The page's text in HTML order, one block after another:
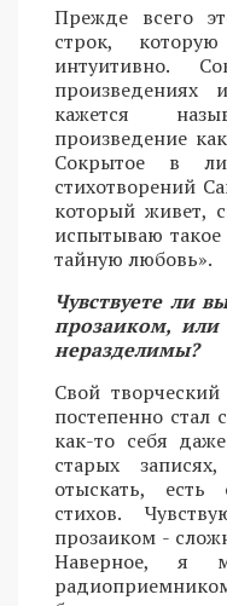
Прежде всего
строк,
интуитивно.
произведениях
кажется
произведение
Сокрытое в
стихотворений
который живет,
испытываю
тайную любовь».
Чувствуете ли
прозаиком,
неразделимы?
Свой
постепенно стал
как-то себя
старых
отыскать, есть
стихов.
прозаиком -
Наверное, я